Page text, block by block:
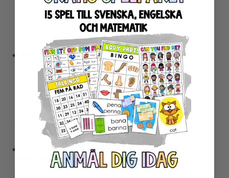
SAMHÄLLSKUNSKAP
RELIGIONSKUNSKAP
★ SERIER
ESCAPE ROOMS
UPPGIFTSKORT SVENSKA
NIVÅINDELADE LÄSTEXTER
LÄSKORT FAKTA
VI SKRIVER
SPRÅKSPIRALEN
MATTESPIRALEN
★ SÄSONG OCH HÖGTIDER
100 SKOLDAGAR